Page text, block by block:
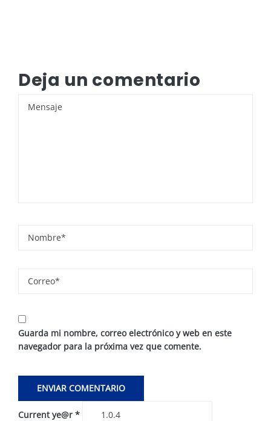
Deja un comentario
Guarda mi nombre, correo electrónico y web en este
navegador para la próxima vez que comente.
Current ye@r *